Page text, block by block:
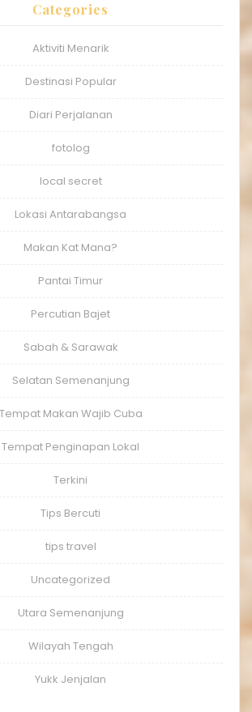
Categories
Aktiviti Menarik
Destinasi Popular
Diari Perjalanan
fotolog
local secret
Lokasi Antarabangsa
Makan Kat Mana?
Pantai Timur
Percutian Bajet
Sabah & Sarawak
Selatan Semenanjung
Tempat Makan Wajib Cuba
Tempat Penginapan Lokal
Terkini
Tips Bercuti
tips travel
Uncategorized
Utara Semenanjung
Wilayah Tengah
Yukk Jenjalan